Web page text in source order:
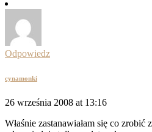
Odpowiedz
cynamonki
26 września 2008 at 13:16
Właśnie zastanawiałam się co zrobić